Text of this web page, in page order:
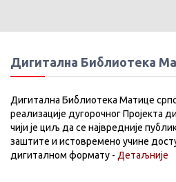
Дигитална Библиотека
Дигитална Библиотека Матице
реализације дугорочног Пројекта
чији је циљ да се највредније
заштите и истовремено учине
дигиталном формату - Детаљније